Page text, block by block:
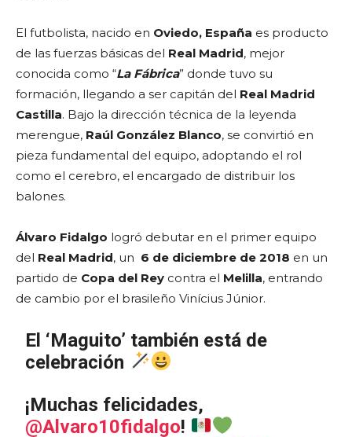
El futbolista, nacido en Oviedo, España es producto
de las fuerzas básicas del Real Madrid, mejor
conocida como “La Fábrica” donde tuvo su
formación, llegando a ser capitán del Real Madrid
Castilla. Bajo la dirección técnica de la leyenda
merengue, Raúl González Blanco, se convirtió en
pieza fundamental del equipo, adoptando el rol
como el cerebro, el encargado de distribuir los
balones.
Álvaro Fidalgo logró debutar en el primer equipo
del Real Madrid, un 6 de diciembre de 2018 en un
partido de Copa del Rey contra el Melilla, entrando
de cambio por el brasileño Vinícius Júnior.
El ‘Maguito’ también está de
celebración
¡Muchas felicidades,
@Alvaro10fidalgo!